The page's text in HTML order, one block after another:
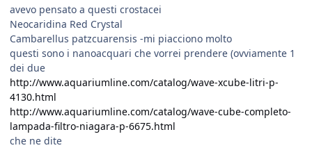
avevo pensato a questi crostacei
Neocaridina Red Crystal
Cambarellus patzcuarensis -mi piacciono molto
questi sono i nanoacquari che vorrei prendere (ovviamente 1
dei due
http://www.aquariumline.com/catalog/wave-xcube-litri-p-
4130.html
http://www.aquariumline.com/catalog/wave-cube-completo-
lampada-filtro-niagara-p-6675.html
che ne dite